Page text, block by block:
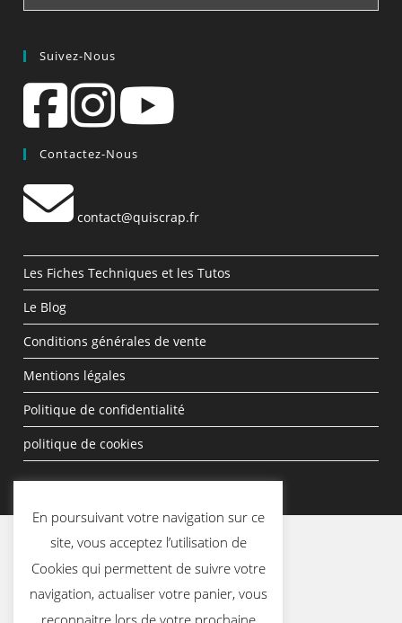
Suivez-Nous
Contactez-Nous
contact@quiscrap.fr
Les Fiches Techniques et les Tutos
Le Blog
Conditions générales de vente
Mentions légales
Politique de confidentialité
politique de cookies
En poursuivant votre navigation sur ce
site, vous acceptez l’utilisation de
Cookies qui permettent de suivre votre
navigation, actualiser votre panier, vous
reconnaitre lors de votre prochaine